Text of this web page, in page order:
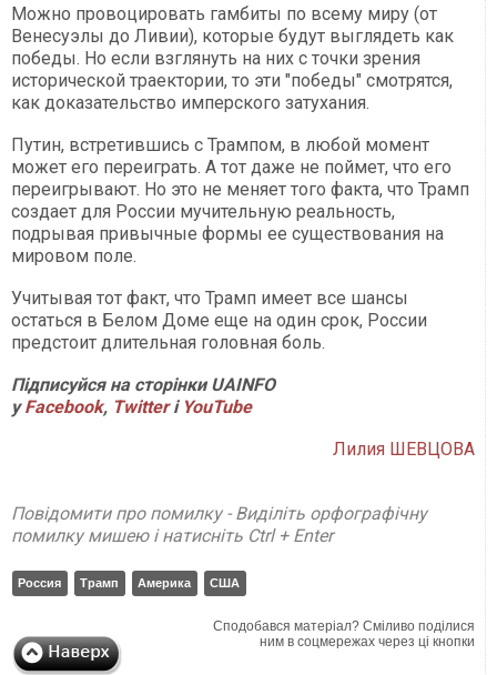
Можно провоцировать гамбиты по всему миру (от
Венесуэлы до Ливии), которые будут выглядеть как
победы. Но если взглянуть на них с точки зрения
исторической траектории, то эти "победы" смотрятся,
как доказательство имперского затухания.
Путин, встретившись с Трампом, в любой момент
может его переиграть. А тот даже не поймет, что его
переигрывают. Но это не меняет того факта, что Трамп
создает для России мучительную реальность,
подрывая привычные формы ее существования на
мировом поле.
Учитывая тот факт, что Трамп имеет все шансы
остаться в Белом Доме еще на один срок, России
предстоит длительная головная боль.
Підписуйся на сторінки UAINFO
уFacebook, Twitterі YouTube
Лилия ШЕВЦОВА
Повідомити про помилку - Виділіть орфографічну
помилку мишею і натисніть Ctrl + Enter
Россия Трамп Америка США
Сподобався матеріал? Сміливо поділися
ним в соцмережах через ці кнопки